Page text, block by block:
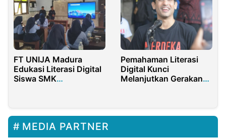
FT UNIJA Madura
Edukasi Literasi Digital
Siswa SMK
Pemahaman Literasi
Digital Kunci
Melanjutkan Gerakan
MEDIA PARTNER